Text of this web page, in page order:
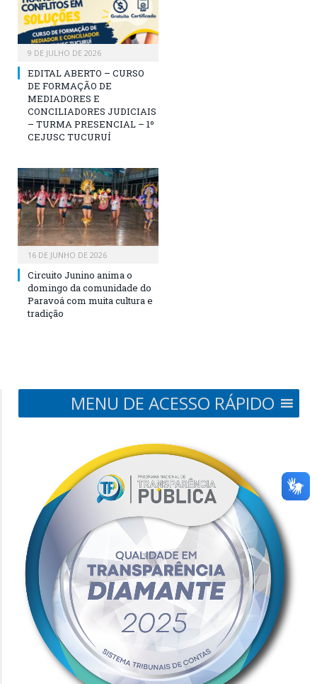
9 DE JULHO DE 2026
EDITAL ABERTO – CURSO
DE FORMAÇÃO DE
MEDIADORES E
CONCILIADORES JUDICIAIS
– TURMA PRESENCIAL – 1º
CEJUSC TUCURUÍ
16 DE JUNHO DE 2026
Circuito Junino anima o
domingo da comunidade do
Paravoá com muita cultura e
tradição
MENU DE ACESSO RÁPIDO